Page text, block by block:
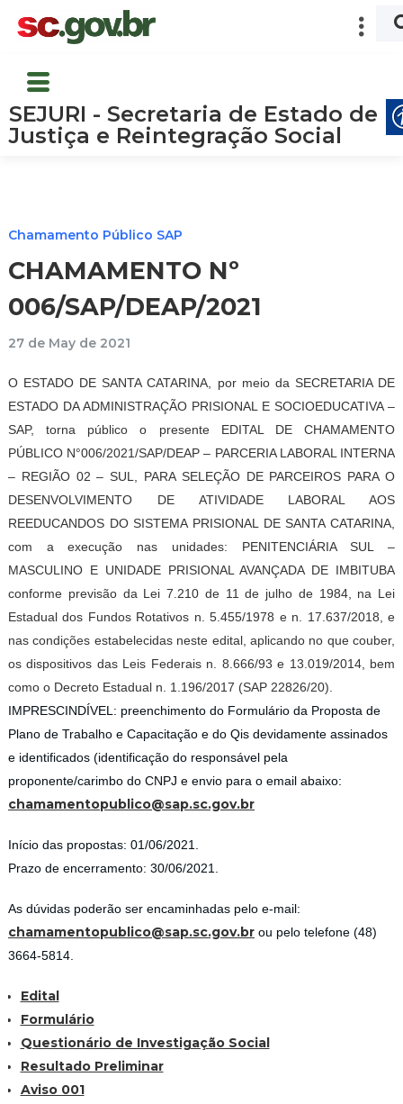
SEJURI - Secretaria de Estado de
Justiça e Reintegração Social
Chamamento Público SAP
CHAMAMENTO Nº
006/SAP/DEAP/2021
27 de May de 2021
O ESTADO DE SANTA CATARINA, por meio da SECRETARIA DE
ESTADO DA ADMINISTRAÇÃO PRISIONAL E SOCIOEDUCATIVA –
SAP, torna público o presente EDITAL DE CHAMAMENTO
PÚBLICO N°006/2021/SAP/DEAP – PARCERIA LABORAL INTERNA
– REGIÃO 02 – SUL, PARA SELEÇÃO DE PARCEIROS PARA O
DESENVOLVIMENTO DE ATIVIDADE LABORAL AOS
REEDUCANDOS DO SISTEMA PRISIONAL DE SANTA CATARINA,
com a execução nas unidades: PENITENCIÁRIA SUL –
MASCULINO E UNIDADE PRISIONAL AVANÇADA DE IMBITUBA
conforme previsão da Lei 7.210 de 11 de julho de 1984, na Lei
Estadual dos Fundos Rotativos n. 5.455/1978 e n. 17.637/2018, e
nas condições estabelecidas neste edital, aplicando no que couber,
os dispositivos das Leis Federais n. 8.666/93 e 13.019/2014, bem
como o Decreto Estadual n. 1.196/2017 (SAP 22826/20).
IMPRESCINDÍVEL: preenchimento do Formulário da Proposta de
Plano de Trabalho e Capacitação e do Qis devidamente assinados
e identificados (identificação do responsável pela
proponente/carimbo do CNPJ e envio para o email abaixo:
chamamentopublico@sap.sc.gov.br
Início das propostas: 01/06/2021.
Prazo de encerramento: 30/06/2021.
As dúvidas poderão ser encaminhadas pelo e-mail:
chamamentopublico@sap.sc.gov.br ou pelo telefone (48)
3664-5814.
Edital
Formulário
Questionário de Investigação Social
Resultado Preliminar
Aviso 001